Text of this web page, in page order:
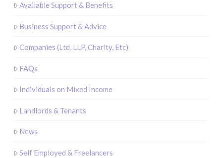
Available Support & Benefits
Business Support & Advice
Companies (Ltd, LLP, Charity, Etc)
FAQs
Individuals on Mixed Income
Landlords & Tenants
News
Self Employed & Freelancers